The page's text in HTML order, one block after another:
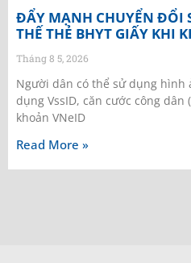
ĐẨY MẠNH CHUYỂN ĐỔI
THẾ THẺ BHYT GIẤY KHI
Tháng 8 5, 2026
Người dân có thể sử dụng hình
dụng VssID, căn cước công dân
khoản VNeID
Read More »